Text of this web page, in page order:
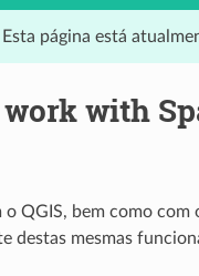
página está
with
QGIS, bem como
mesmas